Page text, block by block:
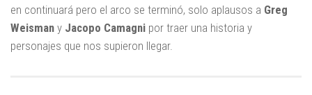
en continuará pero el arco se terminó, solo aplausos a Greg
Weisman y Jacopo Camagni por traer una historia y
personajes que nos supieron llegar.